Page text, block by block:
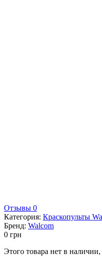
Отзывы 0
Категория: Краскопульты
Бренд: Walcom
0 грн
Этого товара нет в